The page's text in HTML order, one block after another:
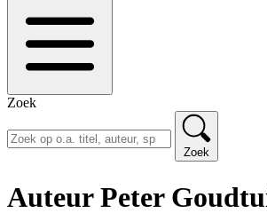
Zoek
Zoek
Auteur Peter